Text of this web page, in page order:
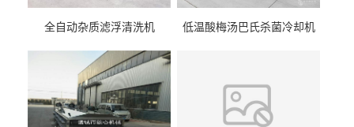
全自动杂质滤浮清洗机 低温酸梅汤巴氏杀菌冷却机